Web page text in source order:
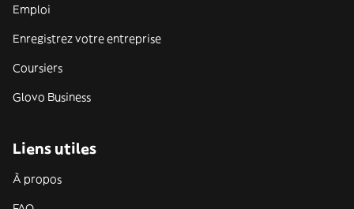
Emploi
Enregistrez votre entreprise
Coursiers
Glovo Business
Liens utiles
À propos